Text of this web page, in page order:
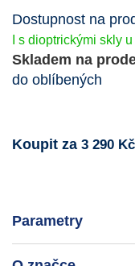
Dostupnost na
I s dioptrickými skly
Skladem na
do oblíbených
Koupit za 3 290 Kč
Parametry